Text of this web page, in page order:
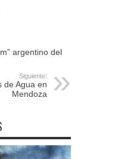
argentino del
Siguiente:
de Agua en
Mendoza